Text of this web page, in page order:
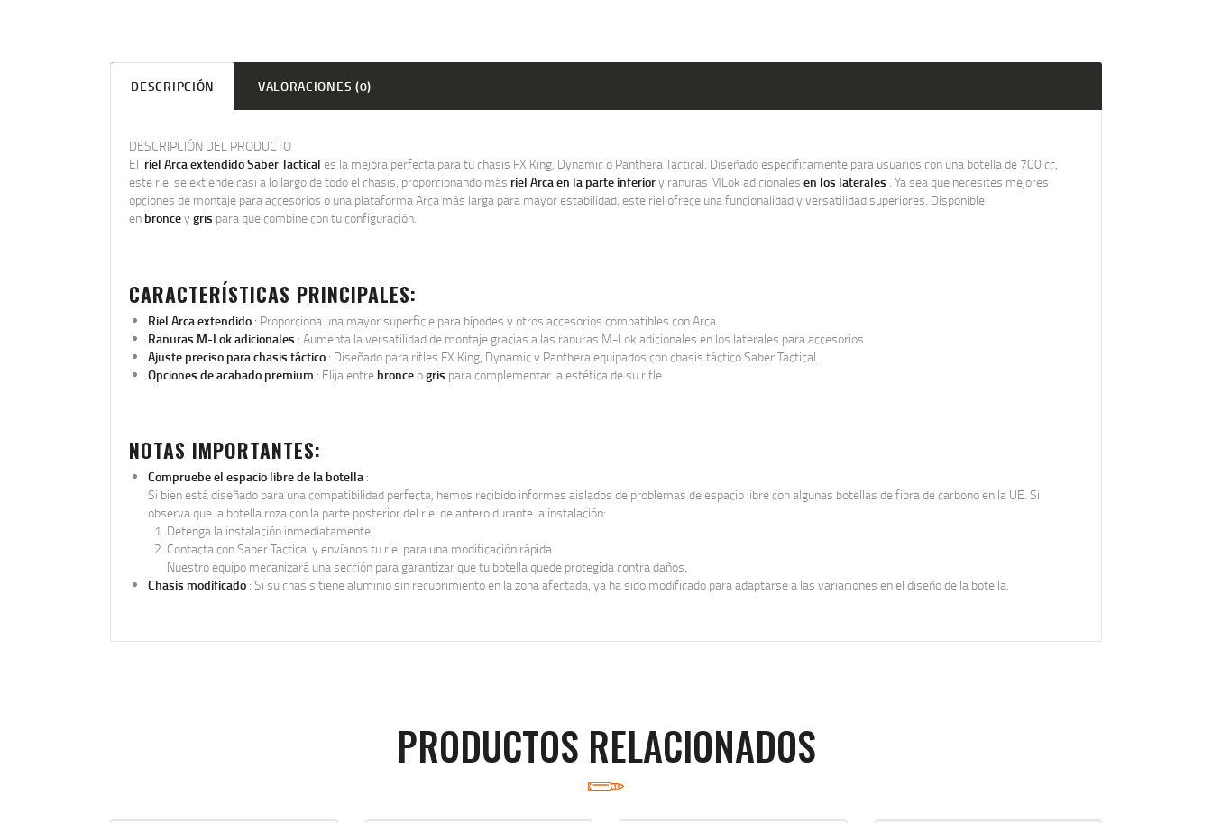
DESCRIPCIÓN VALORACIONES (0)
DESCRIPCIÓN DEL PRODUCTO
El riel Arca extendido Saber Tactical es la mejora perfecta para tu chasis FX King, Dynamic o Panthera Tactical. Diseñado específicamente para usuarios con una botella de 700 cc,
este riel se extiende casi a lo largo de todo el chasis, proporcionando más riel Arca en la parte inferiory ranuras MLok adicionales en los laterales . Ya sea que necesites mejores
opciones de montaje para accesorios o una plataforma Arca más larga para mayor estabilidad, este riel ofrece una funcionalidad y versatilidad superiores. Disponible
en broncey gris para que combine con tu configuración.
CARACTERÍSTICAS PRINCIPALES:
Riel Arca extendido: Proporciona una mayor superficie para bípodes y otros accesorios compatibles con Arca.
Ranuras M-Lok adicionales : Aumenta la versatilidad de montaje gracias a las ranuras M-Lok adicionales en los laterales para accesorios.
Ajuste preciso para chasis táctico: Diseñado para rifles FX King, Dynamic y Panthera equipados con chasis táctico Saber Tactical.
Opciones de acabado premium : Elija entre bronceogris para complementar la estética de su rifle.
NOTAS IMPORTANTES:
Compruebe el espacio libre de la botella:
Si bien está diseñado para una compatibilidad perfecta, hemos recibido informes aislados de problemas de espacio libre con algunas botellas de fibra de carbono en la UE. Si
observa que la botella roza con la parte posterior del riel delantero durante la instalación:
Detenga la instalación inmediatamente.
Contacta con Saber Tactical y envíanos tu riel para una modificación rápida.
Nuestro equipo mecanizará una sección para garantizar que tu botella quede protegida contra daños.
Chasis modificado: Si su chasis tiene aluminio sin recubrimiento en la zona afectada, ya ha sido modificado para adaptarse a las variaciones en el diseño de la botella.
PRODUCTOS RELACIONADOS